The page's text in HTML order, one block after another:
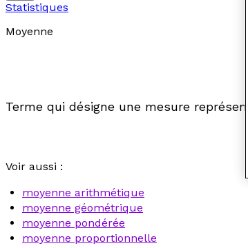
Statistiques
Moyenne
Terme qui désigne une mesure
Voir aussi :
moyenne arithmétique
moyenne géométrique
moyenne pondérée
moyenne proportionnelle